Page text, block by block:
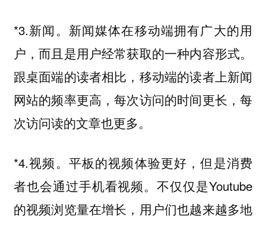
*3.新闻。新闻媒体在移动端拥有广大的用
户，而且是用户经常获取的一种内容形式。
跟桌面端的读者相比，移动端的读者上新闻
网站的频率更高，每次访问的时间更长，每
次访问读的文章也更多。
*4.视频。平板的视频体验更好，但是消费
者也会通过手机看视频。不仅仅是Youtube
的视频浏览量在增长，用户们也越来越多地